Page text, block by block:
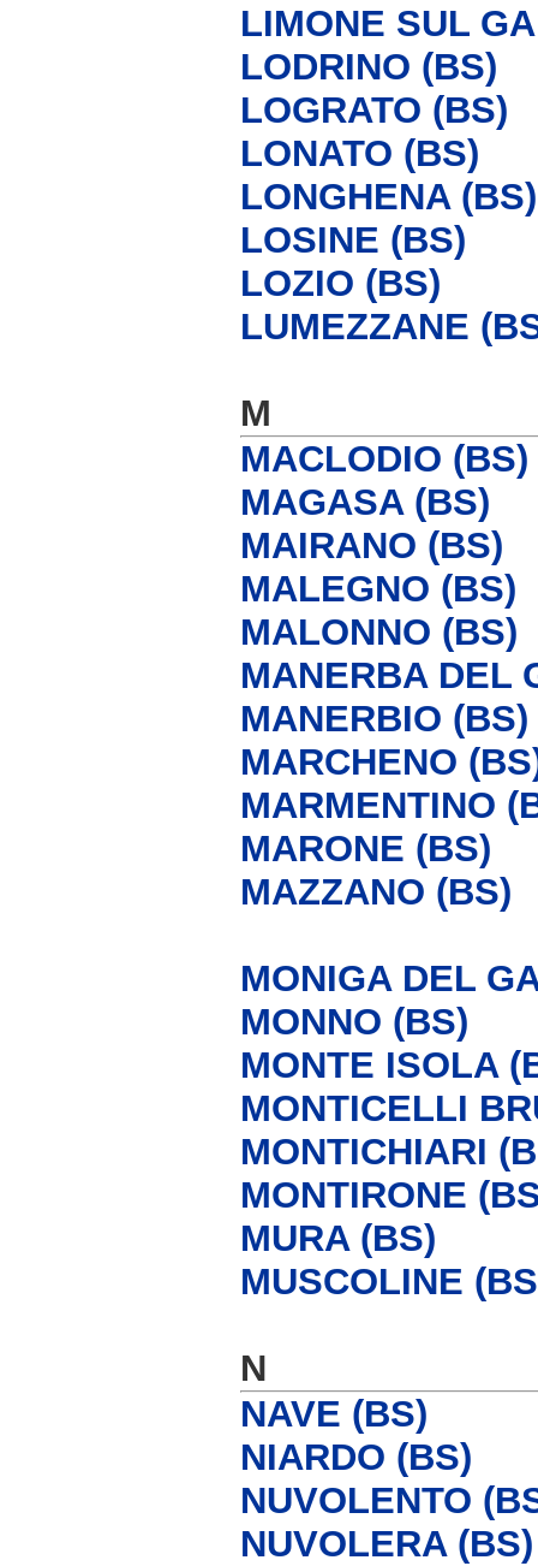
LIMONE SUL
LODRINO (BS)
LOGRATO (BS)
LONATO (BS)
LONGHENA (BS)
LOSINE (BS)
LOZIO (BS)
LUMEZZANE
M
MACLODIO (BS)
MAGASA (BS)
MAIRANO (BS)
MALEGNO (BS)
MALONNO (BS)
MANERBA DEL
MANERBIO (BS)
MARCHENO
MARMENTINO
MARONE (BS)
MAZZANO (BS)
MONIGA DEL
MONNO (BS)
MONTE ISOLA
MONTICELLI
MONTICHIARI
MONTIRONE
MURA (BS)
MUSCOLINE
N
NAVE (BS)
NIARDO (BS)
NUVOLENTO
NUVOLERA (BS)